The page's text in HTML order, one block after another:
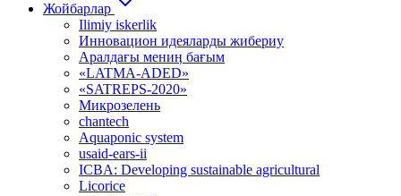
Жойбарлар
Ilimiy iskerlik
Инновацион идеяларды жибериу
Аралдағы мениӊ бағым
«LATMA-ADED»
«SATREPS-2020»
Микрозелень
chantech
Aquaponic system
usaid-ears-ii
ICBA: Developing sustainable agricultural
Licorice